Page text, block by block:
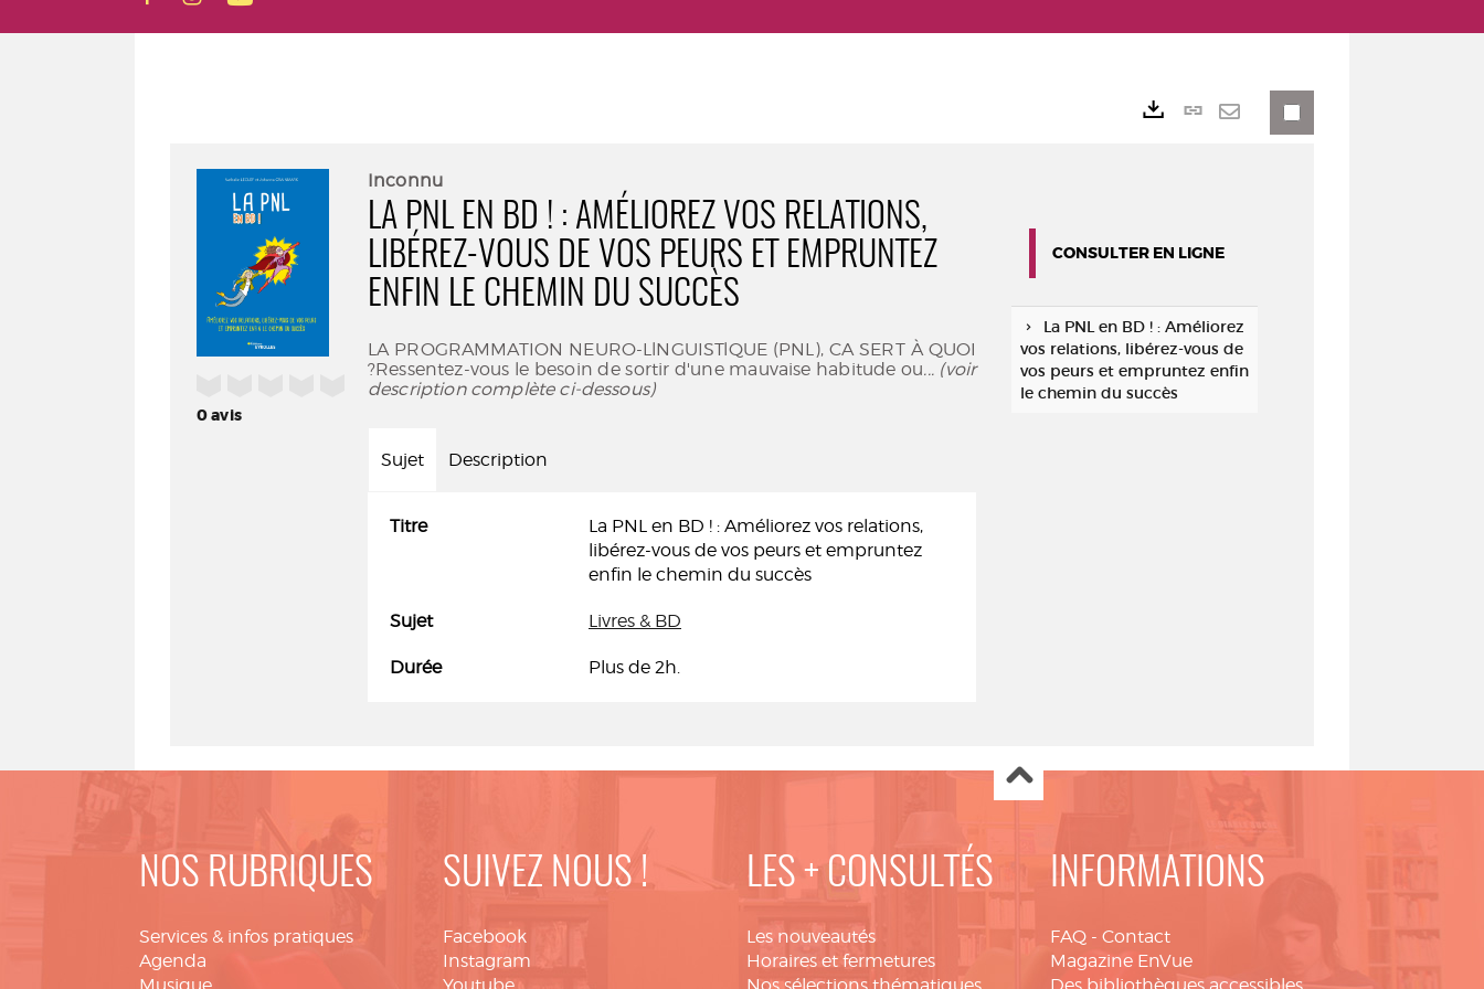
0avis
Inconnu
LA PNL EN BD ! : AMÉLIOREZ VOS RELATIONS,
LIBÉREZ-VOUS DE VOS PEURS ET EMPRUNTEZ
ENFIN LE CHEMIN DU SUCCÈS
LA PROGRAMMATION NEURO-LlNGUISTlQUE (PNL), CA SERT À QUOI
?Ressentez-vous le besoin de sortir d'une mauvaise habitude ou... (voir
description complète ci-dessous)
Sujet Description
Titre
La PNL en BD ! : Améliorez vos relations,
libérez-vous de vos peurs et empruntez
enfin le chemin du succès
Sujet Livres & BD
Durée Plus de 2h.
Lien
CONSULTER EN LIGNE
La PNL en BD ! : Améliorez
vos relations, libérez-vous de
vos peurs et empruntez enfin
le chemin du succès
NOS RUBRIQUES
Services & infos pratiques
Agenda
SUIVEZ NOUS !
Facebook
Instagram
LES + CONSULTÉS
Les nouveautés
Horaires et fermetures
INFORMATIONS
FAQ - Contact
Magazine EnVue